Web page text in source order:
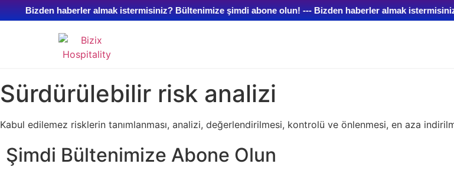
Bizden haberler almak istermisiniz? Bültenimize şimdi abone olun! --- Bizden haberler almak
Sürdürülebilir risk analizi
Kabul edilemez risklerin tanımlanması, analizi, değerlendirilmesi, kontrolü ve önlenmesi, en aza
Şimdi Bültenimize Abone Olun